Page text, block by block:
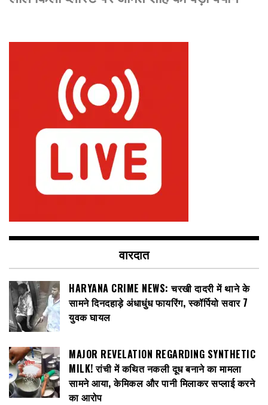
वारदात
HARYANA CRIME NEWS: चरखी दादरी में थाने के
सामने दिनदहाड़े अंधाधुंध फायरिंग, स्कॉर्पियो सवार 7
युवक घायल
MAJOR REVELATION REGARDING SYNTHETIC
MILK! रांची में कथित नकली दूध बनाने का मामला
सामने आया, केमिकल और पानी मिलाकर सप्लाई करने
का आरोप